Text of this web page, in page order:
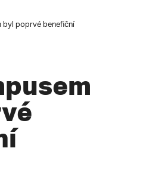
byl poprvé benefiční